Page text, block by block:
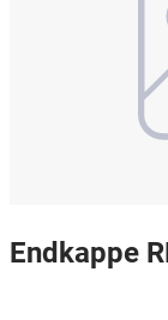
Endkappe